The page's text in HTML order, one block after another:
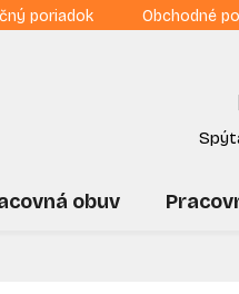
poriadok Obchodné
obuv